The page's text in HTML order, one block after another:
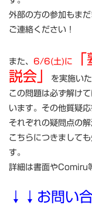
外部の方の参加もま
ご連絡ください！
また、 6/6(土)に
説会」
を実施いた
この問題は必ず解け
います。その他質疑
それぞれの疑問点の
こちらにつきまして
す。
詳細は書面やComiru
↓↓お問い